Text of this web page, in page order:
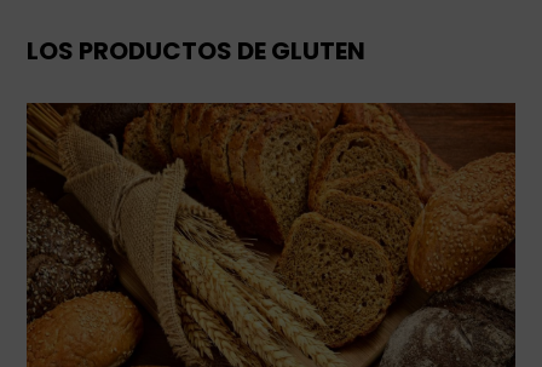
LOS PRODUCTOS DE GLUTEN